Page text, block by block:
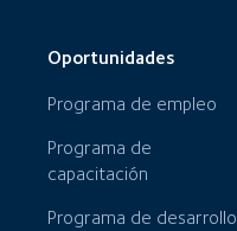
Oportunidades
Programa de empleo
Programa de
capacitación
Programa de desarrollo